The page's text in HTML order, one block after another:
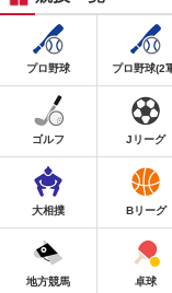
プロ野球 プロ野球(2
ゴルフ Jリーグ
大相撲 Bリーグ
地方競馬 卓球